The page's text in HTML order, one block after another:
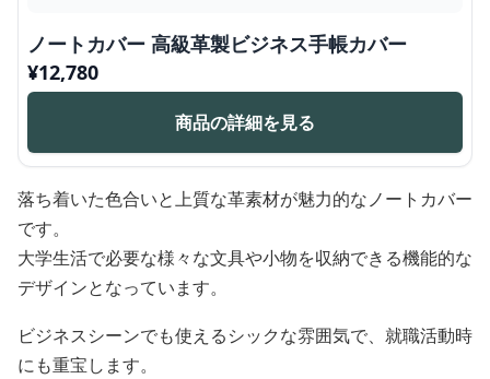
ノートカバー 高級革製ビジネス手帳カバー
¥12,780
商品の詳細を見る
落ち着いた色合いと上質な革素材が魅力的なノートカバー
です。
大学生活で必要な様々な文具や小物を収納できる機能的な
デザインとなっています。
ビジネスシーンでも使えるシックな雰囲気で、就職活動時
にも重宝します。